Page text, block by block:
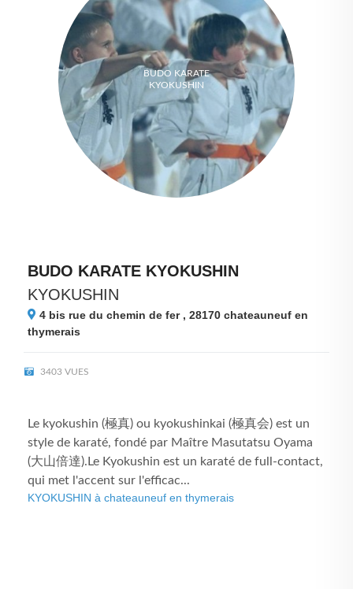
BUDO KARATE
KYOKUSHIN
BUDO KARATE KYOKUSHIN
KYOKUSHIN
4 bis rue du chemin de fer , 28170 chateauneuf en
thymerais
3403 VUES
Le kyokushin (極真) ou kyokushinkai (極真会) est un
style de karaté, fondé par Maître Masutatsu Oyama
(大山倍達).Le Kyokushin est un karaté de full-contact,
qui met l'accent sur l'efficac...
KYOKUSHIN à chateauneuf en thymerais